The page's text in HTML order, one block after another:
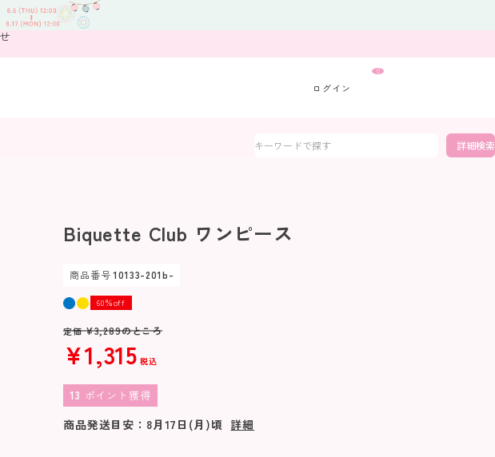
0
詳細検索
Biquette Club ワンピース
商品番号 10133-201b-
60％off
定価 ¥3,289のところ
¥1,315 税込
13 ポイント獲得
商品発送目安： 8月17日(月)頃 詳細